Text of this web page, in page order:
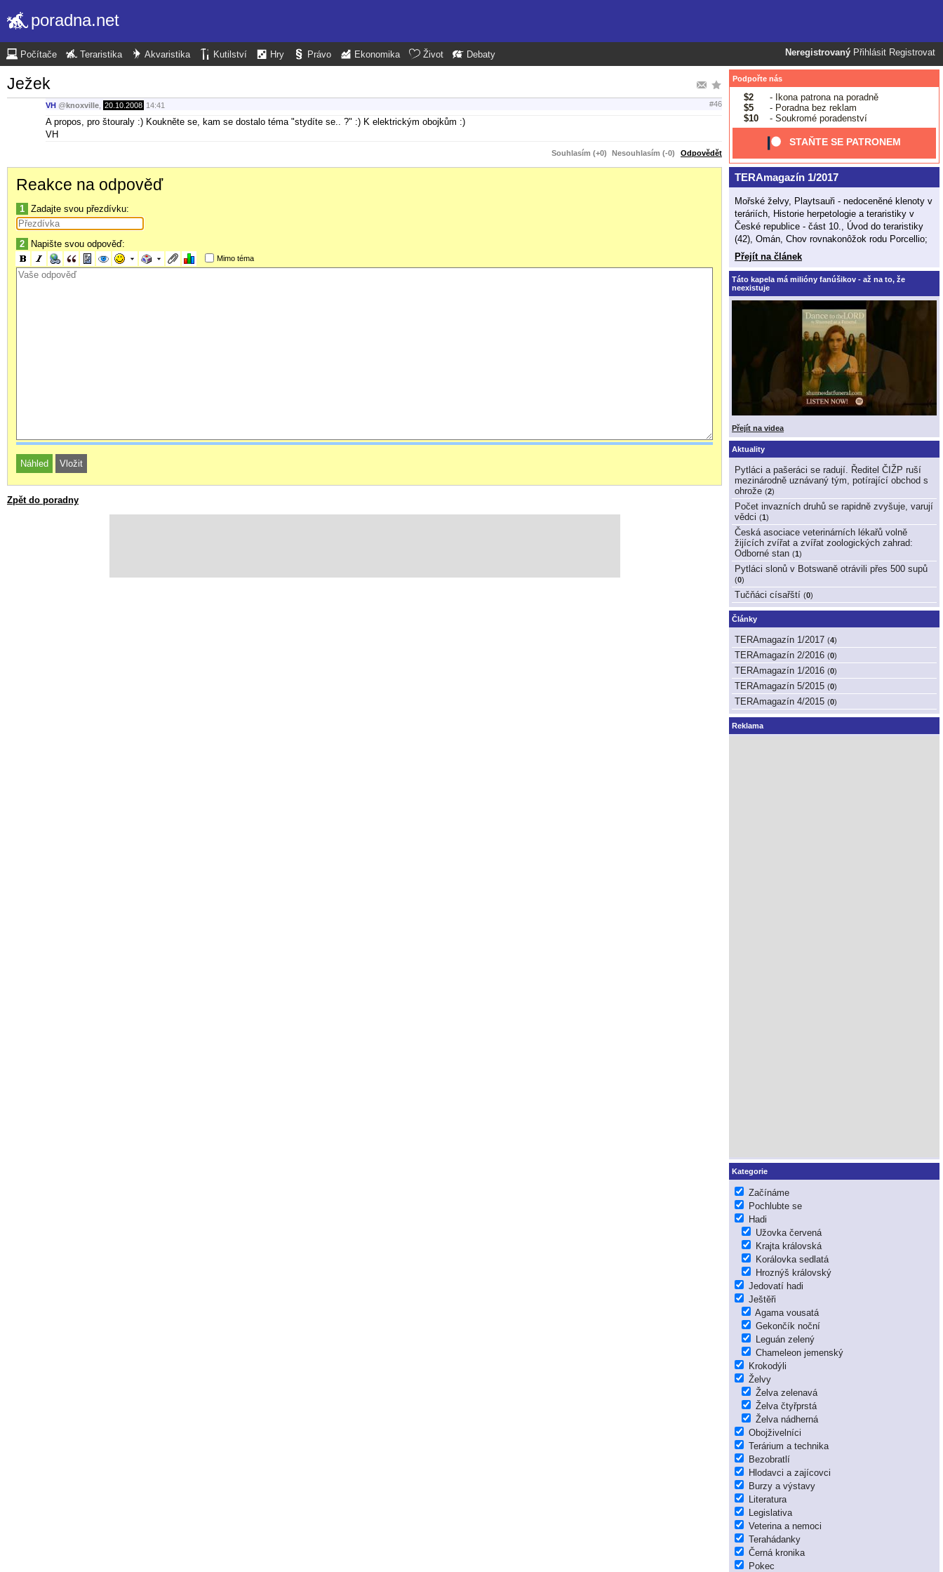
poradna.net
Neregistrovaný Přihlásit Registrovat
Počítače Teraristika Akvaristika Kutilství Hry Právo Ekonomika Život Debaty
Ježek
VH @knoxville 20.10.2008 14:41 #46
A propos, pro štouraly :) Koukněte se, kam se dostalo téma "stydíte se.. ?" :) K elektrickým obojkům :)
VH
Souhlasím (+0) Nesouhlasím (-0) Odpovědět
Reakce na odpověď
1 Zadajte svou přezdívku:
2 Napište svou odpověď:
Mimo téma
Zpět do poradny
Podpořte nás
$2
- Ikona patrona na poradně
$5
- Poradna bez reklam
$10
- Soukromé poradenství
STAŇTE SE PATRONEM
TERAmagazín 1/2017
Mořské želvy, Playtsauři - nedoceněné klenoty v
teráriích, Historie herpetologie a teraristiky v
České republice - část 10., Úvod do teraristiky
(42), Omán, Chov rovnakonôžok rodu Porcellio;
Přejít na článek
Táto kapela má milióny fanúšikov - až na to, že
neexistuje
Přejít na videa
Aktuality
Pytláci a pašeráci se radují. Ředitel ČIŽP ruší
mezinárodně uznávaný tým, potírající obchod s
ohrože (2)
Počet invazních druhů se rapidně zvyšuje, varují
vědci (1)
Česká asociace veterinárních lékařů volně
žijících zvířat a zvířat zoologických zahrad:
Odborné stan (1)
Pytláci slonů v Botswaně otrávili přes 500 supů
(0)
Tučňáci císařští (0)
Články
TERAmagazín 1/2017 (4)
TERAmagazín 2/2016 (0)
TERAmagazín 1/2016 (0)
TERAmagazín 5/2015 (0)
TERAmagazín 4/2015 (0)
Reklama
Kategorie
Začínáme
Pochlubte se
Hadi
Užovka červená
Krajta královská
Korálovka sedlatá
Hroznýš královský
Jedovatí hadi
Ještěři
Agama vousatá
Gekončík noční
Leguán zelený
Chameleon jemenský
Krokodýli
Želvy
Želva zelenavá
Želva čtyřprstá
Želva nádherná
Obojživelníci
Terárium a technika
Bezobratlí
Hlodavci a zajícovci
Burzy a výstavy
Literatura
Legislativa
Veterina a nemoci
Terahádanky
Černá kronika
Pokec